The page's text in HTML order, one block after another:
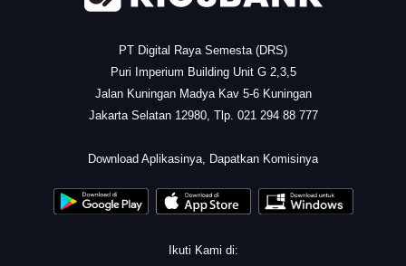
PT Digital Raya Semesta (DRS)
Puri Imperium Building Unit G 2,3,5
Jalan Kuningan Madya Kav 5-6 Kuningan
Jakarta Selatan 12980, Tlp. 021 294 88 777
Download Aplikasinya, Dapatkan Komisinya
Ikuti Kami di: